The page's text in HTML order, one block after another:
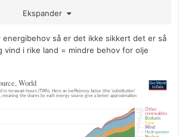
fnatt av voldsomme ambisjoner uten
nyheter/norge/2021/08/26/19578
nye-klimalofter-for-valget-sikter-mot-1-
Ekspander
så er det ikke sikkert det er så
vind i rike land = mindre behov for olje